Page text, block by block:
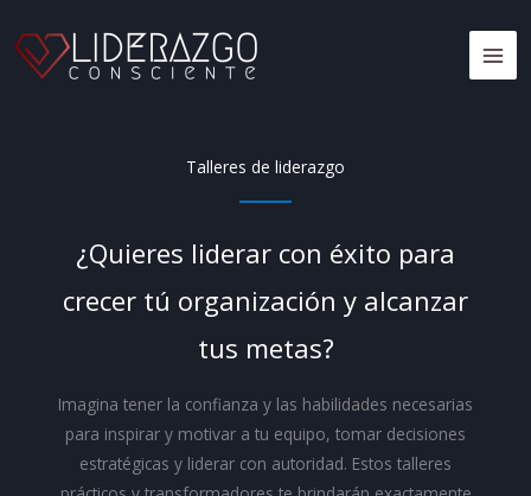
contenido
Talleres de liderazgo
¿Quieres liderar con éxito para
crecer tú organización y alcanzar
tus metas?
Imagina tener la confianza y las habilidades necesarias
para inspirar y motivar a tu equipo, tomar decisiones
estratégicas y liderar con autoridad. Estos talleres